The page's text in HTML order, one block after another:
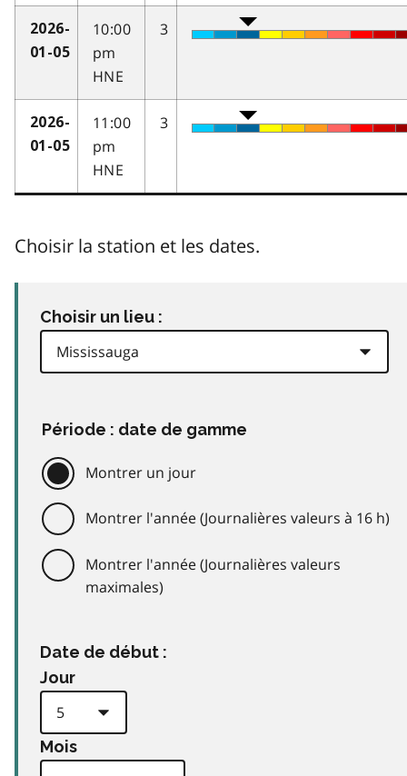
2026-
01-05
10:00
pm
HNE
3
2026-
01-05
11:00
pm
HNE
3
Choisir la station et les dates.
Choisir un lieu :
Période : date de gamme
Montrer un jour
Montrer l'année (Journalières valeurs à 16 h)
Montrer l'année (Journalières valeurs
maximales)
Date de début :
Jour
Mois